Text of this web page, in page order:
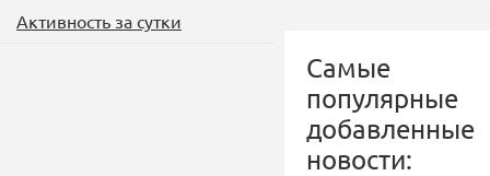
Активность за сутки
Самые
популярные
добавленные
новости: